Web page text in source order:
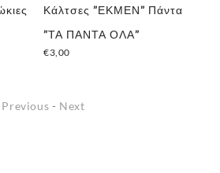
Κάλτσες ”ΕΚΜΕΝ” Πάντα
”ΤΑ ΠΑΝΤΑ ΟΛΑ”
€3,00
Previous - Next